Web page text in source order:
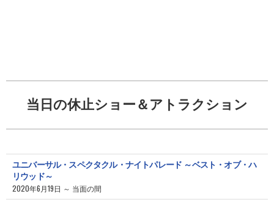
当日の休止ショー＆アトラクション
ユニバーサル・スペクタクル・ナイトパレード ～ベスト・オブ・ハ
リウッド～
2020年6月19日 ～ 当面の間